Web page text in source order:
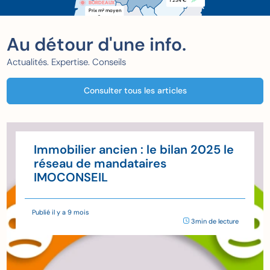
BORDEAUX
BORDEAUX
Prix m2 moyen
xxx €
Au détour d'une info.
Actualités. Expertise. Conseils
Consulter tous les articles
Immobilier ancien : le bilan 2025 le
réseau de mandataires
IMOCONSEIL
Publié il y a 9 mois
3min de lecture